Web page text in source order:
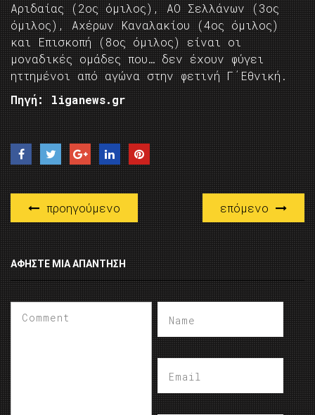
Αριδαίας (2ος όμιλος), ΑΟ Σελλάνων (3ος
όμιλος), Αχέρων Καναλακίου (4ος όμιλος)
και Επισκοπή (8ος όμιλος) είναι οι
μοναδικές ομάδες που… δεν έχουν φύγει
ηττημένοι από αγώνα στην φετινή Γ΄Εθνική.
Πηγή: liganews.gr
προηγούμενο επόμενο
ΑΦΉΣΤΕ ΜΙΑ ΑΠΆΝΤΗΣΗ